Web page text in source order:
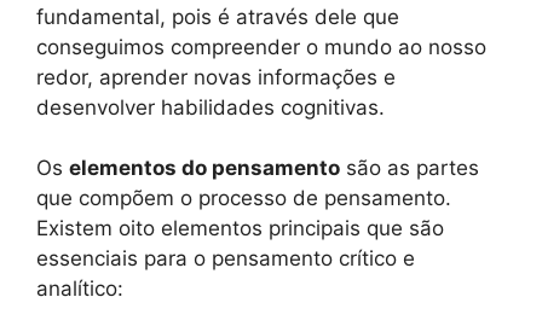
fundamental, pois é através dele que
conseguimos compreender o mundo ao nosso
redor, aprender novas informações e
desenvolver habilidades cognitivas.
Os elementos do pensamento são as partes
que compõem o processo de pensamento.
Existem oito elementos principais que são
essenciais para o pensamento crítico e
analítico: